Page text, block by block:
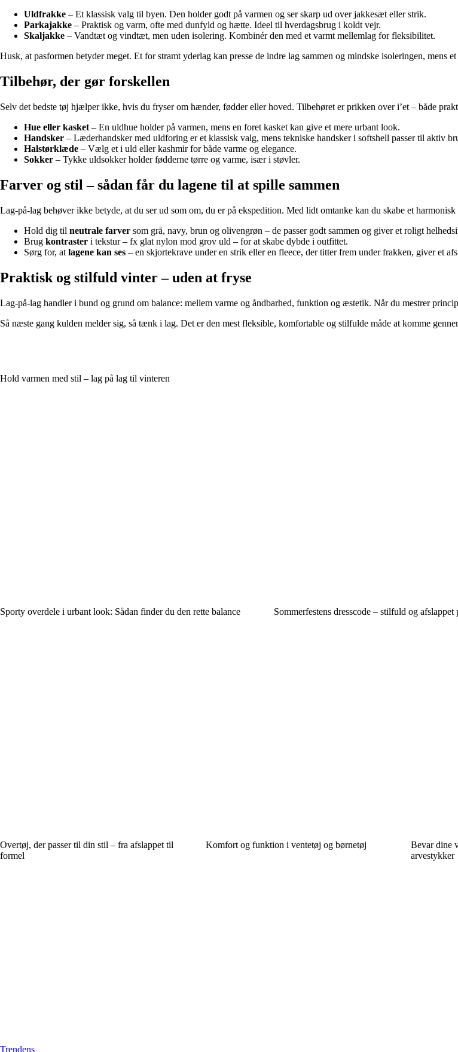
Uldfrakke – Et klassisk valg til byen. Den holder godt på varmen og ser skarp ud over jakkesæt eller strik.
Parkajakke – Praktisk og varm, ofte med dunfyld og hætte. Ideel til hverdagsbrug i koldt vejr.
Skaljakke – Vandtæt og vindtæt, men uden isolering. Kombinér den med et varmt mellemlag for fleksibilitet.
Husk, at pasformen betyder meget. Et for stramt yderlag kan presse de indre lag sammen og mindske isoleringen, mens
Tilbehør, der gør forskellen
Selv det bedste tøj hjælper ikke, hvis du fryser om hænder, fødder eller hoved. Tilbehøret er prikken over i’et – både
Hue eller kasket – En uldhue holder på varmen, mens en foret kasket kan give et mere urbant look.
Handsker – Læderhandsker med uldforing er et klassisk valg, mens tekniske handsker i softshell passer til aktiv
Halstørklæde – Vælg et i uld eller kashmir for både varme og elegance.
Sokker – Tykke uldsokker holder fødderne tørre og varme, især i støvler.
Farver og stil – sådan får du lagene til at spille sammen
Lag-på-lag behøver ikke betyde, at du ser ud som om, du er på ekspedition. Med lidt omtanke kan du skabe et
Hold dig til neutrale farver som grå, navy, brun og olivengrøn – de passer godt sammen og giver et roligt
Brug kontraster i tekstur – fx glat nylon mod grov uld – for at skabe dybde i outfittet.
Sørg for, at lagene kan ses – en skjortekrave under en strik eller en fleece, der titter frem under frakken, giver et
Praktisk og stilfuld vinter – uden at fryse
Lag-på-lag handler i bund og grund om balance: mellem varme og åndbarhed, funktion og æstetik. Når du mestrer
Så næste gang kulden melder sig, så tænk i lag. Det er den mest fleksible, komfortable og stilfulde måde at komme
Hold varmen med stil – lag på lag til vinteren
Sporty overdele i urbant look: Sådan finder du den rette balance Sommerfestens dresscode – stilfuld og afslappet
Overtøj, der passer til din stil – fra afslappet til
formel
Komfort og funktion i ventetøj og børnetøj
Bevar dine
arvestykker
Trendens